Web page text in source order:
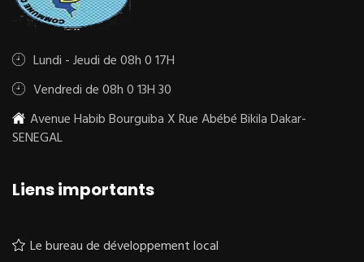
Lundi - Jeudi de 08h 0 17H
Vendredi de 08h 0 13H 30
Avenue Habib Bourguiba X Rue Abébé Bikila Dakar-
SENEGAL
Liens importants
Le bureau de développement local